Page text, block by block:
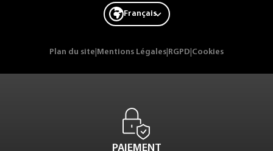
Français
Plan du site Mentions Légales RGPD Cookies
PAIEMENT